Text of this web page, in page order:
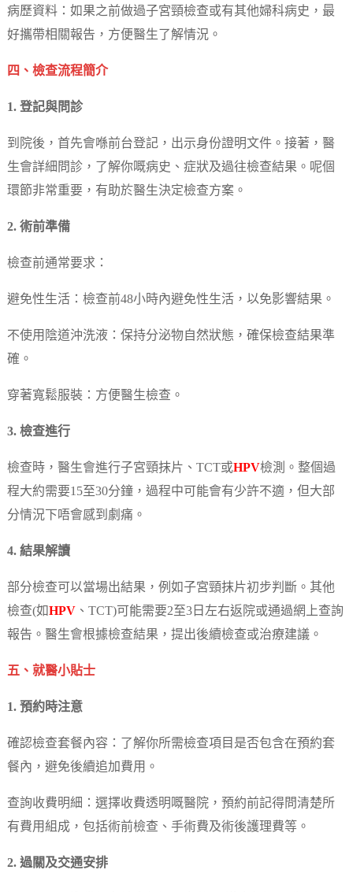
病歷資料：如果之前做過子宮頸檢查或有其他婦科病史，最
好攜帶相關報告，方便醫生了解情況。
四、檢查流程簡介
1. 登記與問診
到院後，首先會喺前台登記，出示身份證明文件。接著，醫
生會詳細問診，了解你嘅病史、症狀及過往檢查結果。呢個
環節非常重要，有助於醫生決定檢查方案。
2. 術前準備
檢查前通常要求：
避免性生活：檢查前48小時內避免性生活，以免影響結果。
不使用陰道沖洗液：保持分泌物自然狀態，確保檢查結果準
確。
穿著寬鬆服裝：方便醫生檢查。
3. 檢查進行
檢查時，醫生會進行子宮頸抹片、TCT或HPV檢測。整個過
程大約需要15至30分鐘，過程中可能會有少許不適，但大部
分情況下唔會感到劇痛。
4. 結果解讀
部分檢查可以當場出結果，例如子宮頸抹片初步判斷。其他
檢查(如HPV、TCT)可能需要2至3日左右返院或通過網上查詢
報告。醫生會根據檢查結果，提出後續檢查或治療建議。
五、就醫小貼士
1. 預約時注意
確認檢查套餐內容：了解你所需檢查項目是否包含在預約套
餐內，避免後續追加費用。
查詢收費明細：選擇收費透明嘅醫院，預約前記得問清楚所
有費用組成，包括術前檢查、手術費及術後護理費等。
2. 過關及交通安排